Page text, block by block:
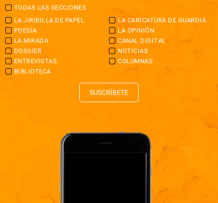
TODAS LAS SECCIONES
LA JIRIBILLA DE PAPEL
LA CARICATURA DE GUARDIA
POESÍA
LA OPINIÓN
LA MIRADA
CANAL DIGITAL
DOSSIER
NOTICIAS
ENTREVISTAS
COLUMNAS
BIBLIOTECA
SUSCRÍBETE